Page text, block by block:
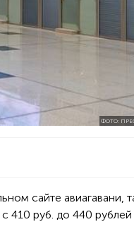
ФОТО:
сайте авиагавани,
410 руб. до 440 рублей